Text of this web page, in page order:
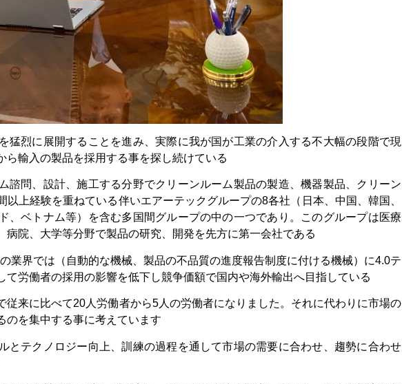
猛烈に展開することを進み、実際に我が国が工業の介入する不大幅の段階で現
輸入の製品を採用する事を探し続けている
諮問、設計、施工する分野でクリーンルーム製品の製造、機器製品、クリーン
以上経験を重ねている伴いエアーテックグループの8各社（日本、中国、韓国、
、ベトナム等）を含む多国間グループの中の一つであり。このグループは医療
病院、大学等分野で製品の研究、開発を先方に第一会社である
業界では（自動的な機械、製品の不品質の進度報告制度に付ける機械）に4.0テ
て労働者の採用の影響を低下し競争価額で国内や海外輸出へ目指している
従来に比べて20人労働者から5人の労働者になりました。それに代わりに市場の
のを集中する事に考えています
とテクノロジー向上、訓練の過程を通して市場の需要に合わせ、趨勢に合わせ